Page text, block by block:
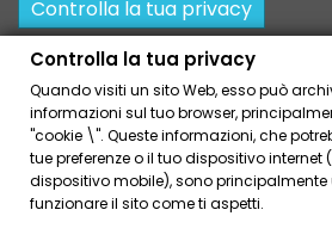
Controlla la tua privacy
Resi e recesso
Home
Privacy
Condizioni Generali Di Vendita
Link Amici
© 2026 - Volcano Coffee
Controlla la tua privacy
Quando visiti un sito Web, esso può
informazioni sul tuo browser,
"cookie \". Queste informazioni, che
tue preferenze o il tuo dispositivo internet
dispositivo mobile), sono principalmente
funzionare il sito come ti aspetti.